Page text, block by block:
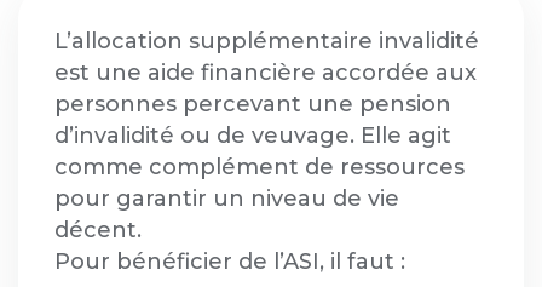
L’allocation supplémentaire invalidité
est une aide financière accordée aux
personnes percevant une pension
d’invalidité ou de veuvage. Elle agit
comme complément de ressources
pour garantir un niveau de vie
décent.
Pour bénéficier de l’ASI, il faut :